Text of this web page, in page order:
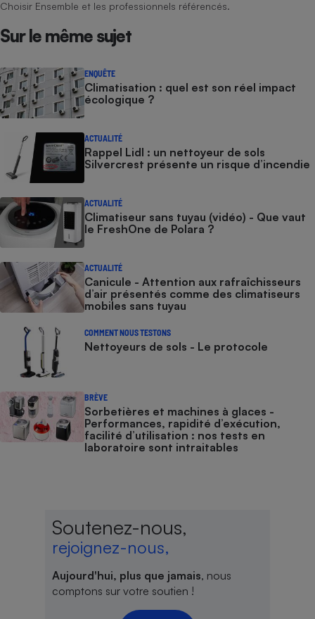
Choisir Ensemble et les professionnels référencés.
Sur le même sujet
ENQUÊTE
Climatisation : quel est son réel impact
écologique ?
ACTUALITÉ
Rappel Lidl : un nettoyeur de sols
Silvercrest présente un risque d’incendie
ACTUALITÉ
Climatiseur sans tuyau (vidéo) - Que vaut
le FreshOne de Polara ?
ACTUALITÉ
Canicule - Attention aux rafraîchisseurs
d’air présentés comme des climatiseurs
mobiles sans tuyau
COMMENT NOUS TESTONS
Nettoyeurs de sols - Le protocole
BRÈVE
Sorbetières et machines à glaces​​​​​​ -
Performances, rapidité d’exécution,
facilité d’utilisation : nos tests en
laboratoire sont intraitables
Soutenez-nous,
rejoignez-nous,
Aujourd'hui, plus que jamais, nous
comptons sur votre soutien !